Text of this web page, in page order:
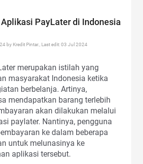
PayLater di Indonesia
by Kredit Pintar., Last edit: 03 Jul 2024
merupakan istilah yang
masyarakat Indonesia ketika
berbelanja. Artinya,
mendapatkan barang terlebih
akan dilakukan melalui
paylater. Nantinya, pengguna
ke dalam beberapa
untuk melunasinya ke
aplikasi tersebut.